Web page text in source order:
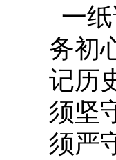
一
务初
记历
须坚
须严